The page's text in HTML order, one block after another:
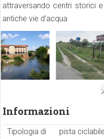
attraversando centri storici
antiche vie d’acqua
Informazioni
Tipologia di
pista